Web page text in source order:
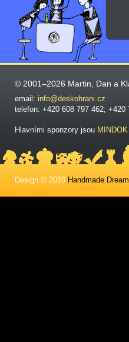
© 2001–2026 Martin, Dan a
email: info@deskohrani.cz
telefon: +420 608 797 462;
Hlavními sponzory jsou MINDOK
Design © 2010 Handmade